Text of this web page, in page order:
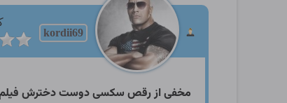
kordii69
مخفی از رقص سکسی دوست دخترش فیلم